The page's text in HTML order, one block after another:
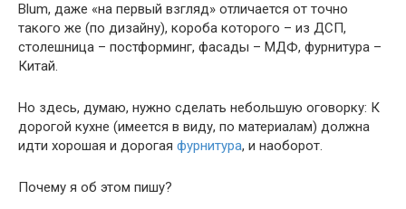
Blum, даже «на первый взгляд» отличается от точно
такого же (по дизайну), короба которого – из ДСП,
столешница – постформинг, фасады – МДФ, фурнитура –
Китай.
Но здесь, думаю, нужно сделать небольшую оговорку: К
дорогой кухне (имеется в виду, по материалам) должна
идти хорошая и дорогая фурнитура, и наоборот.
Почему я об этом пишу?